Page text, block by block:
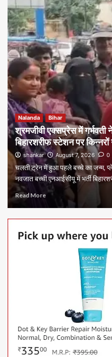
Nalanda Bihar
श्रमजीवी एक्सप्रेस में गर्भवती
बिहारशरीफ स्टेशन पर किन्नरों
shankar August 7, 2026 0
चलती ट्रेन में हुआ पहले बच्चे का जन्म,
नवजात बच्ची एनआईसीयू में भर्ती
Read More